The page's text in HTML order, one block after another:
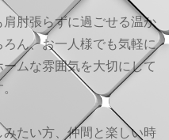
肘張らずに過ごせる温か
ん、お一人様でも気軽に
ムな雰囲気を大切にして
たい方、仲間と楽しい時